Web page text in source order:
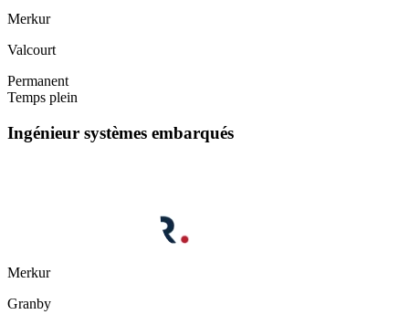
Merkur
Valcourt
Permanent
Temps plein
Ingénieur systèmes embarqués
Merkur
Granby